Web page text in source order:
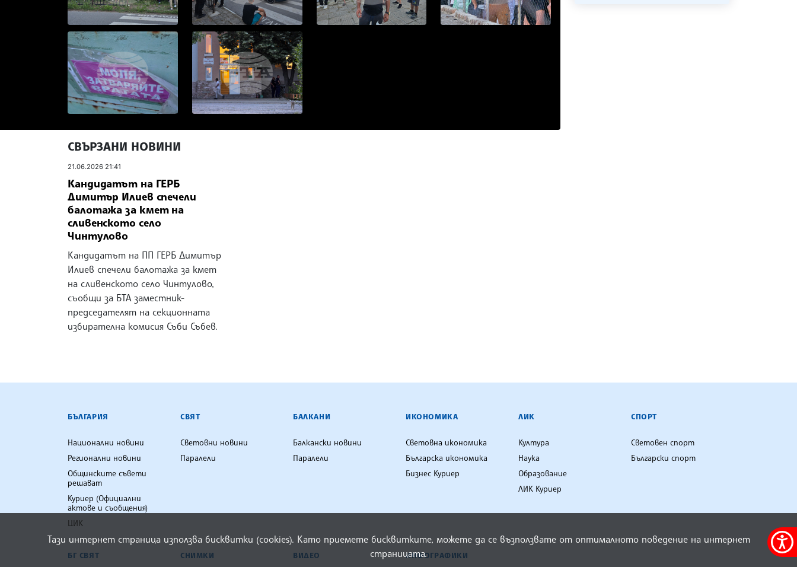
Меню
СВЪРЗАНИ НОВИНИ
21.06.2026 21:41
Кандидатът на ГЕРБ
Димитър Илиев спечели
балотажа за кмет на
сливенското село
Чинтулово
Кандидатът на ПП ГЕРБ Димитър
Илиев спечели балотажа за кмет
на сливенското село Чинтулово,
съобщи за БТА заместник-
председателят на секционната
избирателна комисия Съби Събев.
БЪЛГАРСКА ТЕЛЕГРАФНА АГЕНЦИЯ
БЪЛГАРИЯ
Национални новини
Регионални новини
Общинските съвети
решават
Куриер (Официални
актове и съобщения)
ЦИК
СВЯТ
Световни новини
Паралели
БАЛКАНИ
Балкански новини
Паралели
ИКОНОМИКА
Световна икономика
Българска икономика
Бизнес Куриер
ЛИК
Култура
Наука
Образование
ЛИК Куриер
СПОРТ
Световен спорт
Български спорт
БГ СВЯТ СНИМКИ ВИДЕО ИНФОГРАФИКИ
Тази интернет страница използва бисквитки (cookies). Като приемете бисквитките, можете да се възползвате от оптималното поведение на интернет
страницата.